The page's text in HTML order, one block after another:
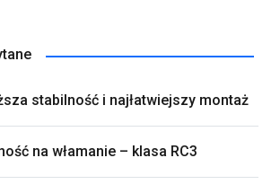
stabilność i najłatwiejszy montaż
na włamanie – klasa RC3